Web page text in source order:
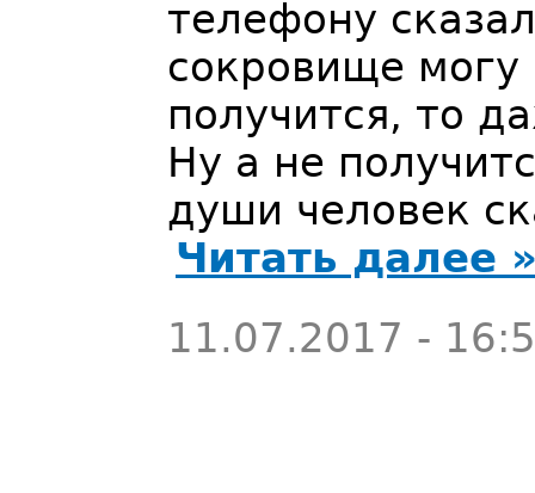
телефону
сокровище могу
получится, то
Ну а не
души человек
Читать далее
11.07.2017 -